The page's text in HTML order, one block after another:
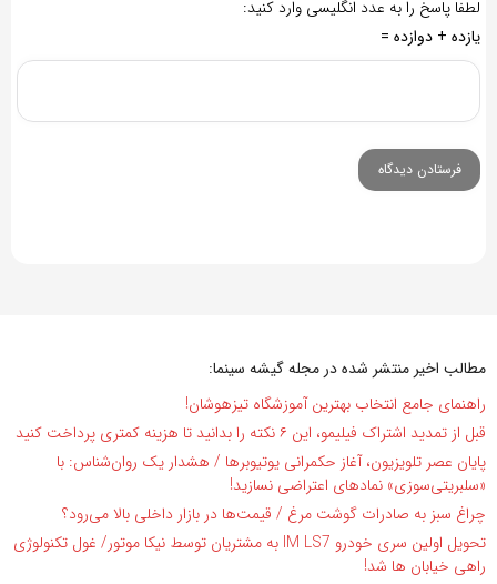
لطفا پاسخ را به عدد انگلیسی وارد کنید:
یازده + دوازده =
مطالب اخیر منتشر شده در مجله گیشه سینما:
راهنمای جامع انتخاب بهترین آموزشگاه تیزهوشان!
قبل از تمدید اشتراک فیلیمو، این ۶ نکته را بدانید تا هزینه کمتری پرداخت کنید
پایان عصر تلویزیون، آغاز حکمرانی یوتیوبرها / هشدار یک روان‌شناس: با
«سلبریتی‌سوزی» نمادهای اعتراضی نسازید!
چراغ سبز به صادرات گوشت مرغ / قیمت‌ها در بازار داخلی بالا می‌رود؟
تحویل اولین سری خودرو IM LS7 به مشتریان توسط نیکا موتور/ غول تکنولوژی
راهی خیابان ها شد!